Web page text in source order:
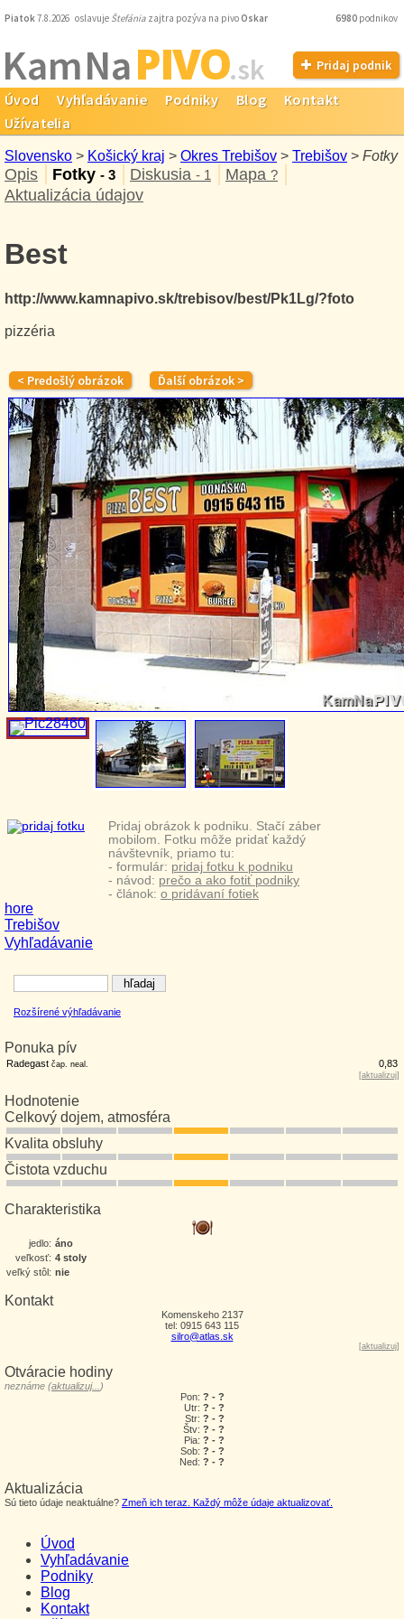
Piatok7.8.2026 oslavuje Štefánia zajtra pozýva na pivoOskar 6980 podnikov
Kam NaPIVO.sk Pridaj podnik
Úvod Vyhľadávanie Podniky Blog
Kontakt
Užívatelia
Slovensko > Košický kraj > Okres Trebišov > Trebišov > Fotky
Opis Fotky - 3 Diskusia - 1 Mapa ?
Aktualizácia údajov
Vyhľadávanie
Rozšírené výhľadávanie
Ponuka pív
Radegast čap. neal. 0,83
[aktualizuj]
Hodnotenie
Celkový dojem, atmosféra
Kvalita obsluhy
Čistota vzduchu
Charakteristika
jedlo: áno
veľkosť: 4 stoly
veľký stôl: nie
Kontakt
Komenskeho 2137
tel: 0915 643 115
silro@atlas.sk
[aktualizuj]
Otváracie hodiny
neznáme (aktualizuj... )
Pon: ? - ?
Utr: ? - ?
Str: ? - ?
Štv: ? - ?
Pia: ? - ?
Sob: ? - ?
Ned: ? - ?
Aktualizácia
Sú tieto údaje neaktuálne? Zmeň ich teraz. Každý môže údaje aktualizovať.
Best
http://www.kamnapivo.sk/trebisov/best/Pk1Lg/?foto
pizzéria
Pridaj obrázok k podniku. Stačí záber
mobilom. Fotku môže pridať každý
návštevník, priamo tu:
- formulár: pridaj fotku k podniku
- návod: prečo a ako fotiť podniky
- článok: o pridávaní fotiek
hore
Trebišov
Úvod
Vyhľadávanie
Podniky
Blog
Kontakt